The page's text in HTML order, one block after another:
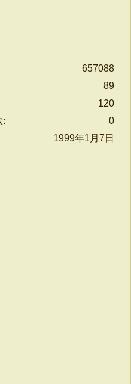
657088
89
120
0
:
1999年1月7日